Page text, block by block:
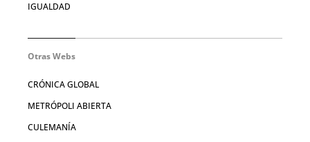
IGUALDAD
Otras Webs
CRÓNICA GLOBAL
METRÓPOLI ABIERTA
CULEMANÍA